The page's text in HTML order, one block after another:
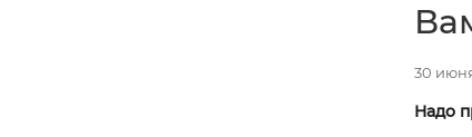
30
Надо